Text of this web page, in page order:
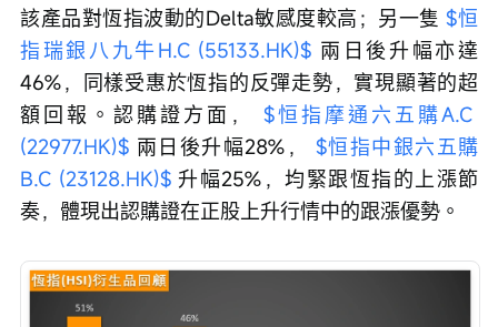
該產品對恆指波動的Delta敏感度較高；另一隻 $恒
指瑞銀八九牛H.C (55133.HK)$ 兩日後升幅亦達
46%，同樣受惠於恆指的反彈走勢，實現顯著的超
額回報。認購證方面， $恒指摩通六五購A.C
(22977.HK)$ 兩日後升幅28%， $恒指中銀六五購
B.C (23128.HK)$ 升幅25%，均緊跟恆指的上漲節
奏，體現出認購證在正股上升行情中的跟漲優勢。